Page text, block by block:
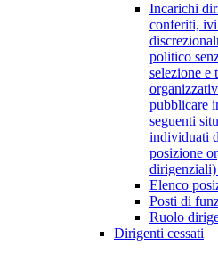
Incarichi
conferiti,
politico
selezione e
pubblicare
seguenti
individuati
posizione
dirigenziali)
Elenco
Posti di
Ruolo
Dirigenti cessati